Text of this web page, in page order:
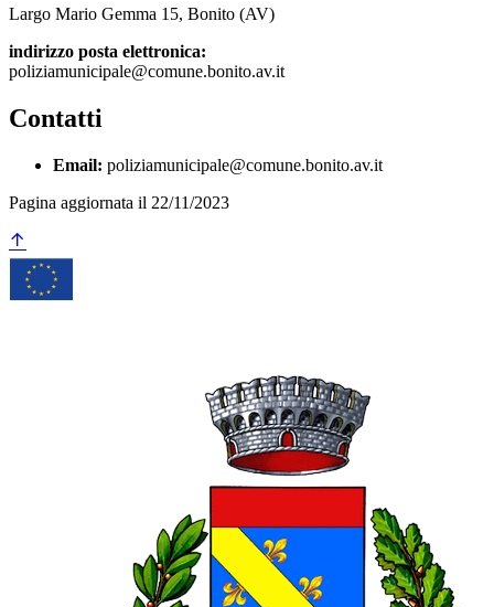
Largo Mario Gemma 15, Bonito (AV)
indirizzo posta elettronica:
poliziamunicipale@comune.bonito.av.it
Contatti
Email: poliziamunicipale@comune.bonito.av.it
Pagina aggiornata il 22/11/2023